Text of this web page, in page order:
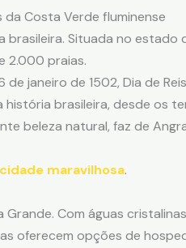
da Costa Verde fluminense
Situada no estado
2.000 praias.
janeiro de 1502, Dia de
brasileira, desde os
beleza natural, faz de
cidade maravilhosa.
Grande. Com águas
oferecem opções de